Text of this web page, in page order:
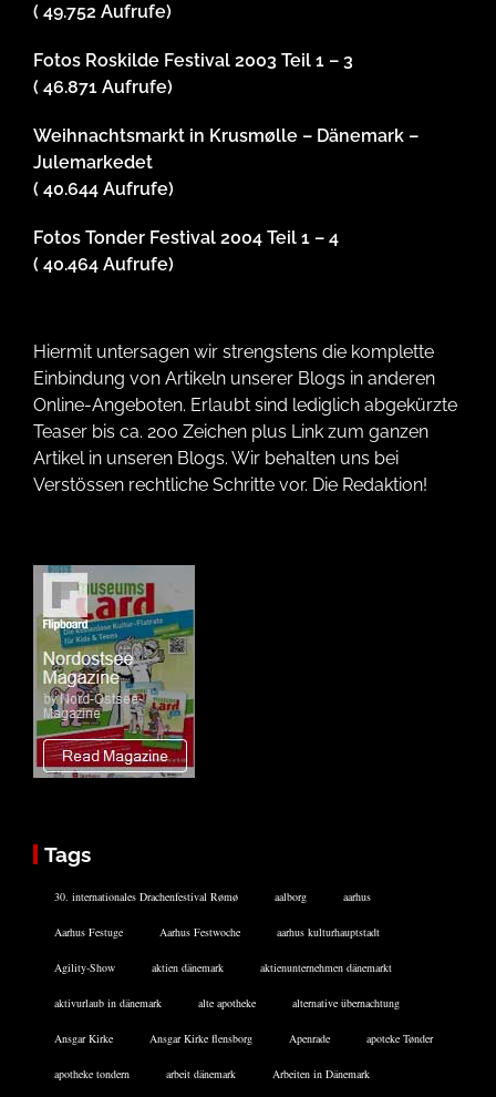
( 49.752 Aufrufe)
Fotos Roskilde Festival 2003 Teil 1 – 3
( 46.871 Aufrufe)
Weihnachtsmarkt in Krusmølle – Dänemark –
Julemarkedet
( 40.644 Aufrufe)
Fotos Tonder Festival 2004 Teil 1 – 4
( 40.464 Aufrufe)
Hiermit untersagen wir strengstens die komplette
Einbindung von Artikeln unserer Blogs in anderen
Online-Angeboten. Erlaubt sind lediglich abgekürzte
Teaser bis ca. 200 Zeichen plus Link zum ganzen
Artikel in unseren Blogs. Wir behalten uns bei
Verstössen rechtliche Schritte vor. Die Redaktion!
Tags
30. internationales Drachenfestival Rømø aalborg aarhus
Aarhus Festuge Aarhus Festwoche aarhus kulturhauptstadt
Agility-Show aktien dänemark aktienunternehmen dänemarkt
aktivurlaub in dänemark alte apotheke alternative übernachtung
Ansgar Kirke Ansgar Kirke flensborg Apenrade apoteke Tønder
apotheke tondern arbeit dänemark Arbeiten in Dänemark